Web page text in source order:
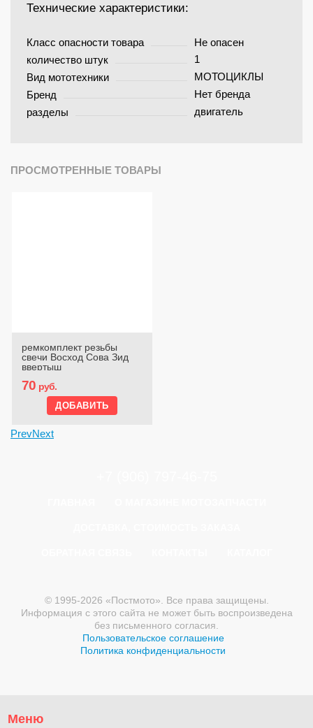
Технические характеристики:
Класс опасности товара
Не опасен
количество штук
1
Вид мототехники
МОТОЦИКЛЫ
Бренд
Нет бренда
разделы
двигатель
ПРОСМОТРЕННЫЕ ТОВАРЫ
ремкомплект резьбы
свечи Восход Сова Зид
ввертыш
70 руб.
PrevNext
© 1995-2026 «Постмото». Все права защищены.
Информация с этого сайта не может быть воспроизведена
без письменного согласия.
Пользовательское соглашение
Политика конфиденциальности
Меню